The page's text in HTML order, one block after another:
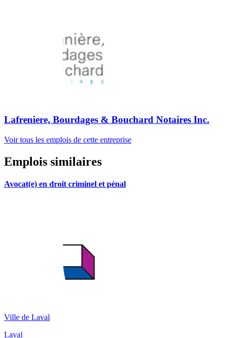
Lafreniere, Bourdages & Bouchard Notaires Inc.
Voir tous les emplois de cette entreprise
Emplois similaires
Avocat(e) en droit criminel et pénal
Ville de Laval
Laval